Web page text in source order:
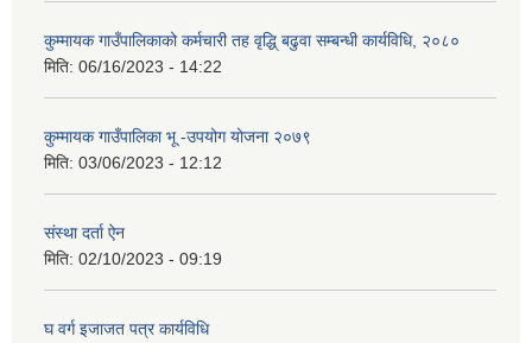
कुम्मायक गाउँपालिकाको कर्मचारी तह वृद्धि् बढुवा सम्बन्धी कार्यविधि, २०८०
मिति: 06/16/2023 - 14:22
कुम्मायक गाउँपालिका भू -उपयोग योजना २०७९
मिति: 03/06/2023 - 12:12
संस्था दर्ता ऐन
मिति: 02/10/2023 - 09:19
घ वर्ग इजाजत पत्र कार्यविधि